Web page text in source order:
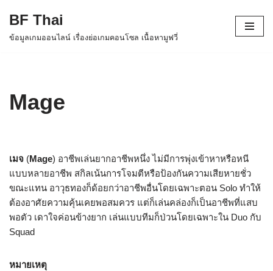
Skip
BF Thai
ข้อมูลเกมออนไลน์ เรื่องย่อเกมคอนโซล เนื้อหามูฟวี่
Mage
เมจ (Mage) อาชีพเล่นยากอาชีพหนึ่ง ไม่มีการพุ่งเข้าหาหรือหนี
แบบหลายอาชีพ สกิลเน้นการโจมตีหรือป้องกันความเสียหายชั่ว
ขณะแทน อาวุธทองก็ด้อยกว่าอาชีพอื่นโดยเฉพาะตอน Solo ทำให้
ต้องอาศัยความคุ้นเคยพอสมควร แต่ก็เล่นคล่องก็เป็นอาชีพที่แสบ
พอตัว เดาใจค่อนข้างยาก เล่นแบบทีมก็ป่วนโดยเฉพาะใน Duo กับ
Squad
หมายเหตุ